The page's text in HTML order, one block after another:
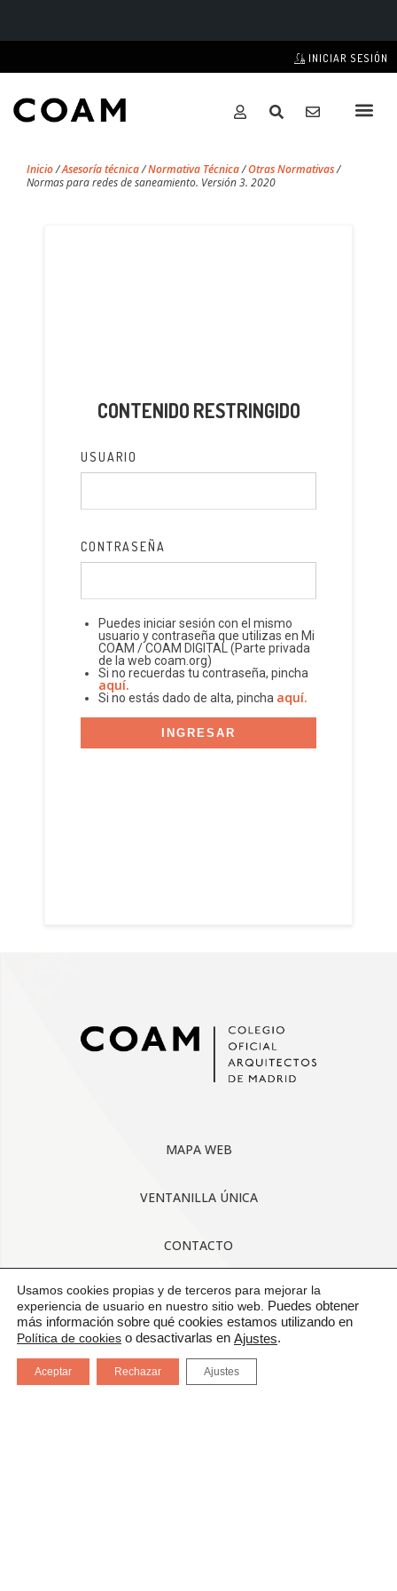
INICIAR SESIÓN
Inicio/Asesoría técnica/Normativa Técnica/Otras Normativas/
Normas para redes de saneamiento. Versión 3. 2020
CONTENIDO RESTRINGIDO
USUARIO
CONTRASEÑA
Puedes iniciar sesión con el mismo
usuario y contraseña que utilizas en Mi
COAM / COAM DIGITAL (Parte privada
de la web coam.org)
Si no recuerdas tu contraseña, pincha
aquí.
Si no estás dado de alta, pincha aquí.
MAPA WEB
VENTANILLA ÚNICA
CONTACTO
AVISO LEGAL
CONDICIONES GENERALES DE USO
POLÍTICA DE CALIDAD
Usamos cookies propias y de terceros para mejorar la
experiencia de usuario en nuestro sitio web.
Puedes obtener
más información sobre qué cookies estamos utilizando en
Política de cookies o desactivarlas en Ajustes.
Aceptar Rechazar Ajustes